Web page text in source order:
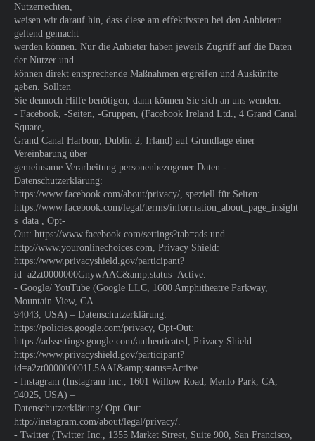
Nutzerrechten,
weisen wir darauf hin, dass diese am effektivsten bei den Anbietern
geltend gemacht
werden können. Nur die Anbieter haben jeweils Zugriff auf die Daten
der Nutzer und
können direkt entsprechende Maßnahmen ergreifen und Auskünfte
geben. Sollten
Sie dennoch Hilfe benötigen, dann können Sie sich an uns wenden.
- Facebook, -Seiten, -Gruppen, (Facebook Ireland Ltd., 4 Grand Canal
Square,
Grand Canal Harbour, Dublin 2, Irland) auf Grundlage einer
Vereinbarung über
gemeinsame Verarbeitung personenbezogener Daten -
Datenschutzerklärung:
https://www.facebook.com/about/privacy/, speziell für Seiten:
https://www.facebook.com/legal/terms/information_about_page_insight
s_data , Opt-
Out: https://www.facebook.com/settings?tab=ads und
http://www.youronlinechoices.com, Privacy Shield:
https://www.privacyshield.gov/participant?
id=a2zt0000000GnywAAC&amp;status=Active.
- Google/ YouTube (Google LLC, 1600 Amphitheatre Parkway,
Mountain View, CA
94043, USA) – Datenschutzerklärung:
https://policies.google.com/privacy, Opt-Out:
https://adssettings.google.com/authenticated, Privacy Shield:
https://www.privacyshield.gov/participant?
id=a2zt000000001L5AAI&amp;status=Active.
- Instagram (Instagram Inc., 1601 Willow Road, Menlo Park, CA,
94025, USA) –
Datenschutzerklärung/ Opt-Out:
http://instagram.com/about/legal/privacy/.
- Twitter (Twitter Inc., 1355 Market Street, Suite 900, San Francisco,